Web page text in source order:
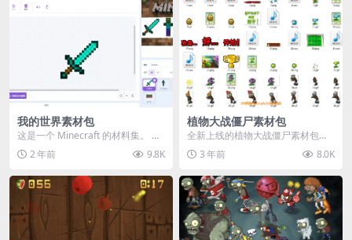
我的世界素材包
这是一个 Minecraft 的材料集。 操
作方法如下： 工具 → 右箭头 怪物...
2 年前 9.8K
植物大战僵尸素材包
全新上线的植物大战僵尸素材包，
内含48个精选资源，涵盖角色、场
景、音效等多样内容...
3 年前 8.0K